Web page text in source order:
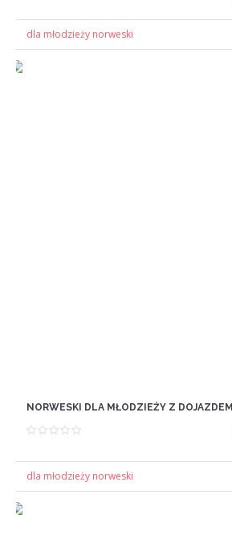
dla młodzieży norweski
NORWESKI DLA MŁODZIEŻY Z DOJAZDEM
dla młodzieży norweski